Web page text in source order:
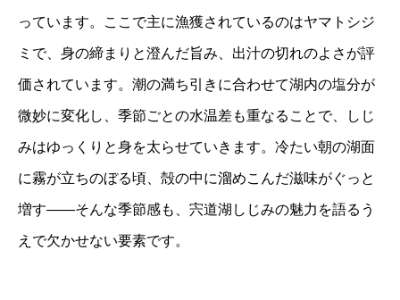
っています。ここで主に漁獲されているのはヤマトシジ
ミで、身の締まりと澄んだ旨み、出汁の切れのよさが評
価されています。潮の満ち引きに合わせて湖内の塩分が
微妙に変化し、季節ごとの水温差も重なることで、しじ
みはゆっくりと身を太らせていきます。冷たい朝の湖面
に霧が立ちのぼる頃、殻の中に溜めこんだ滋味がぐっと
増す——そんな季節感も、宍道湖しじみの魅力を語るう
えで欠かせない要素です。